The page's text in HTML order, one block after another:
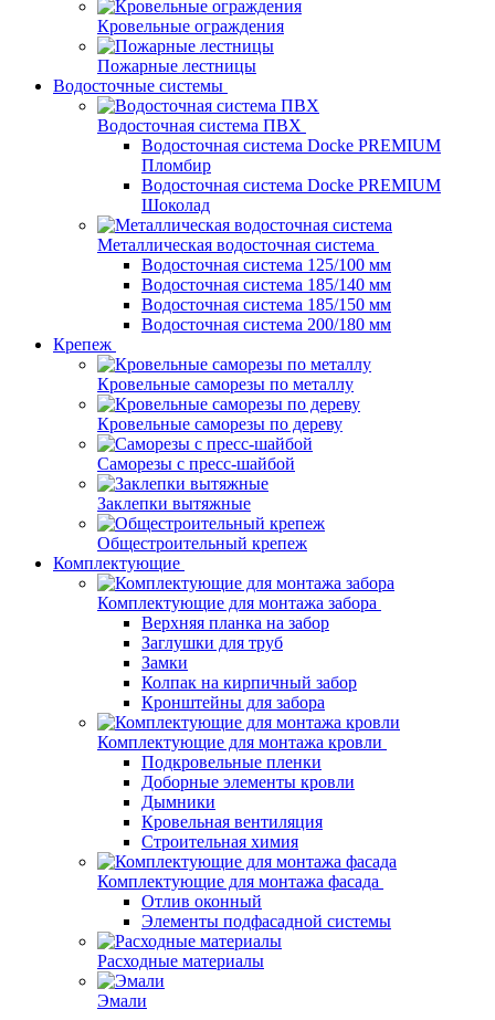
Кровельные ограждения
Пожарные лестницы
Водосточные системы
Водосточная система ПВХ
Водосточная система Docke PREMIUM
Пломбир
Водосточная система Docke PREMIUM
Шоколад
Металлическая водосточная система
Водосточная система 125/100 мм
Водосточная система 185/140 мм
Водосточная система 185/150 мм
Водосточная система 200/180 мм
Крепеж
Кровельные саморезы по металлу
Кровельные саморезы по дереву
Саморезы с пресс-шайбой
Заклепки вытяжные
Общестроительный крепеж
Комплектующие
Комплектующие для монтажа забора
Верхняя планка на забор
Заглушки для труб
Замки
Колпак на кирпичный забор
Кронштейны для забора
Комплектующие для монтажа кровли
Подкровельные пленки
Доборные элементы кровли
Дымники
Кровельная вентиляция
Строительная химия
Комплектующие для монтажа фасада
Отлив оконный
Элементы подфасадной системы
Расходные материалы
Эмали